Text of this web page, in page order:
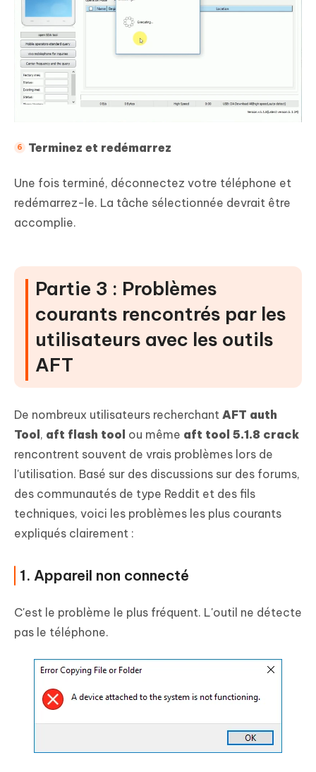
Terminez et redémarrez
Une fois terminé, déconnectez votre téléphone et
redémarrez-le. La tâche sélectionnée devrait être
accomplie.
Partie 3 : Problèmes
courants rencontrés par les
utilisateurs avec les outils
AFT
De nombreux utilisateurs recherchant AFT auth
Tool , aft flash tool ou même aft tool 5.1.8 crack
rencontrent souvent de vrais problèmes lors de
l'utilisation. Basé sur des discussions sur des forums,
des communautés de type Reddit et des fils
techniques, voici les problèmes les plus courants
expliqués clairement :
1. Appareil non connecté
C'est le problème le plus fréquent. L'outil ne détecte
pas le téléphone.